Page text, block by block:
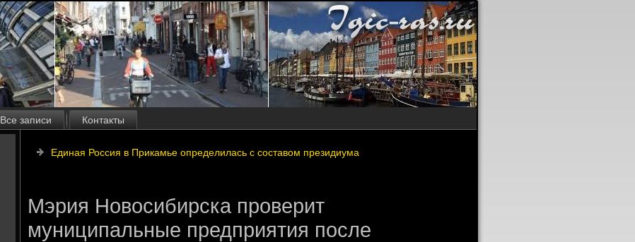
Все записи Контакты
Единая Россия в Прикамье определилась с составом президиума
Мэрия Новосибирска проверит
муниципальные предприятия после